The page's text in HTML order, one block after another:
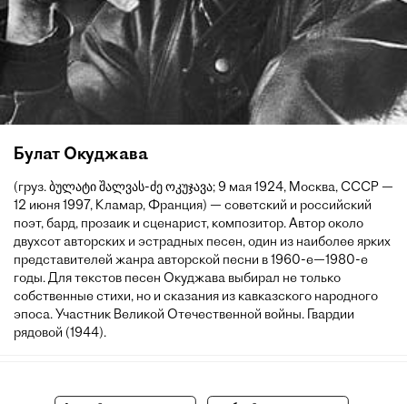
Булат Окуджава
(груз. ბულატი შალვას-ძე ოკუჯავა; 9 мая 1924, Москва, СССР —
12 июня 1997, Кламар, Франция) — советский и российский
поэт, бард, прозаик и сценарист, композитор. Автор около
двухсот авторских и эстрадных песен, один из наиболее ярких
представителей жанра авторской песни в 1960-е—1980-е
годы. Для текстов песен Окуджава выбирал не только
собственные стихи, но и сказания из кавказского народного
эпоса. Участник Великой Отечественной войны. Гвардии
рядовой (1944).